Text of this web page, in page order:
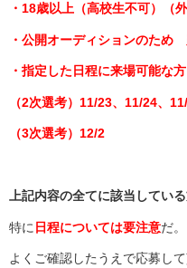
・18歳以上（高校生不可）（
・公開オーディションのため
・指定した日程に来場可能な方
（2次選考）11/23、11/24、
（3次選考）12/2
上記内容の全てに該当してい
特に 日程については要注意だ。
よくご確認したうえで応募して